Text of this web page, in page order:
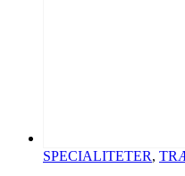
SPECIALITETER,